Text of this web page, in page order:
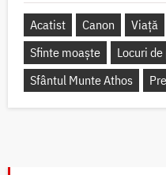
Acatist Canon Viață
Sfinte moaște
Locuri
Sfântul Munte Athos